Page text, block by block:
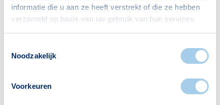
informatie die u aan ze heeft verstrekt of die ze hebben
verzameld op basis van uw gebruik van hun services.
Noodzakelijk
Voorkeuren
Alleenwonend
799
Gezin zonder kinderen
Bron: CBS